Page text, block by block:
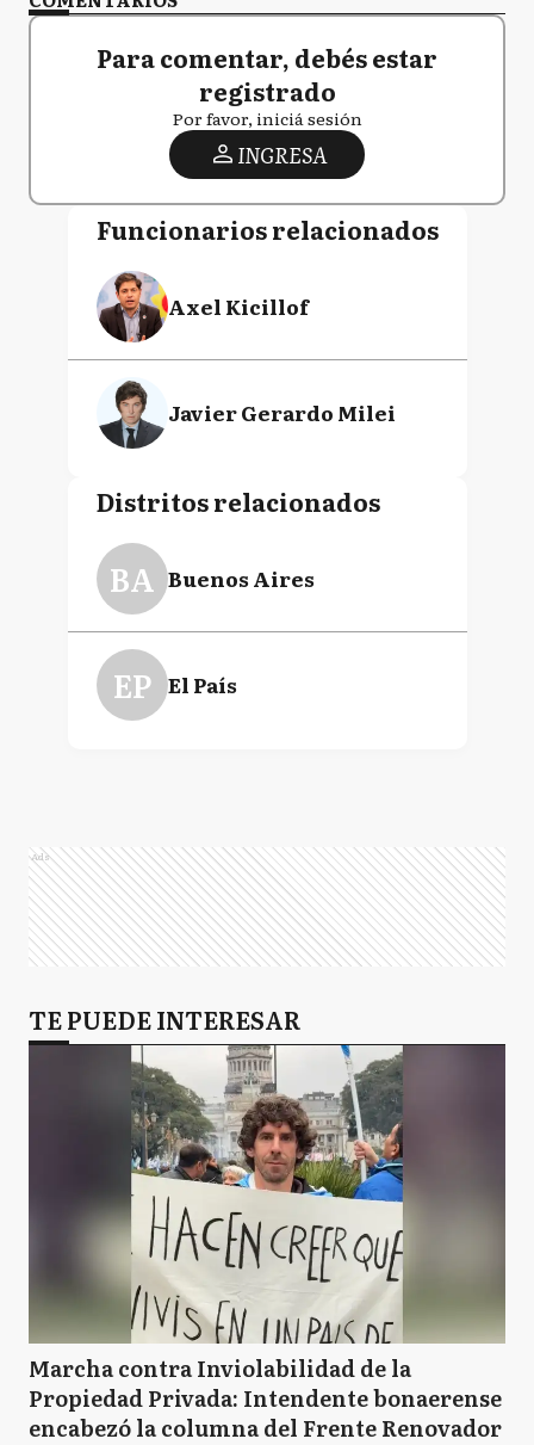
Para comentar, debés estar
registrado
Por favor, iniciá sesión
INGRESA
Funcionarios relacionados
Axel Kicillof
Javier Gerardo Milei
Distritos relacionados
BA Buenos Aires
EP El País
Ads
TE PUEDE INTERESAR
Marcha contra Inviolabilidad de la
Propiedad Privada: Intendente bonaerense
encabezó la columna del Frente Renovador